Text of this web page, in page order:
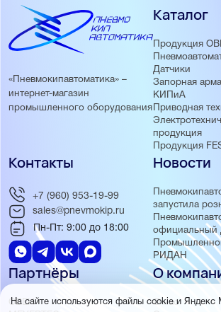
«Пневмокипавтоматика» –
интернет-магазин
промышленного оборудования
Каталог
Продукция
Датчики
Запорная
КИПиА
Приводная
продукция
Продукция
Новости
запустила
официальный
РИДАН
Партнёры
ОВЕН
О
О нас
Контакты
+7 (960) 953-19-99
sales@pnevmokip.ru
Пн-Пт: 9:00 до 18:00
На сайте используются файлы cookie и Яндекс